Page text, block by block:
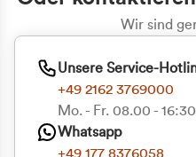
Wir sind
Unsere Service-
+49 2162 3769000
Mo. - Fr. 08.00 -
Whatsapp
+49 177 8376058